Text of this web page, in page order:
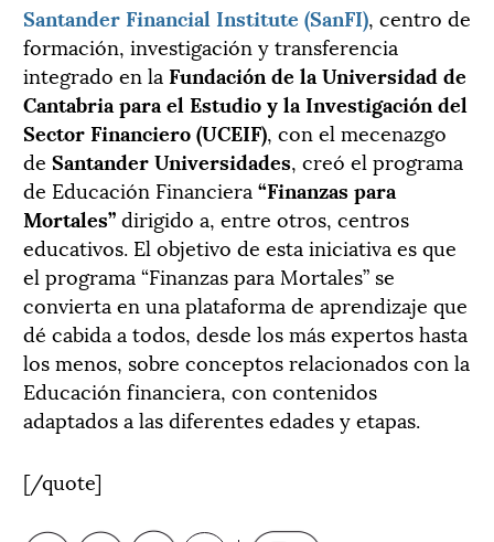
Santander Financial Institute (SanFI), centro de
formación, investigación y transferencia
integrado en la Fundación de la Universidad de
Cantabria para el Estudio y la Investigación del
Sector Financiero (UCEIF), con el mecenazgo
de Santander Universidades, creó el programa
de Educación Financiera “Finanzas para
Mortales”dirigido a, entre otros, centros
educativos. El objetivo de esta iniciativa es que
el programa “Finanzas para Mortales” se
convierta en una plataforma de aprendizaje que
dé cabida a todos, desde los más expertos hasta
los menos, sobre conceptos relacionados con la
Educación financiera, con contenidos
adaptados a las diferentes edades y etapas.
[/quote]